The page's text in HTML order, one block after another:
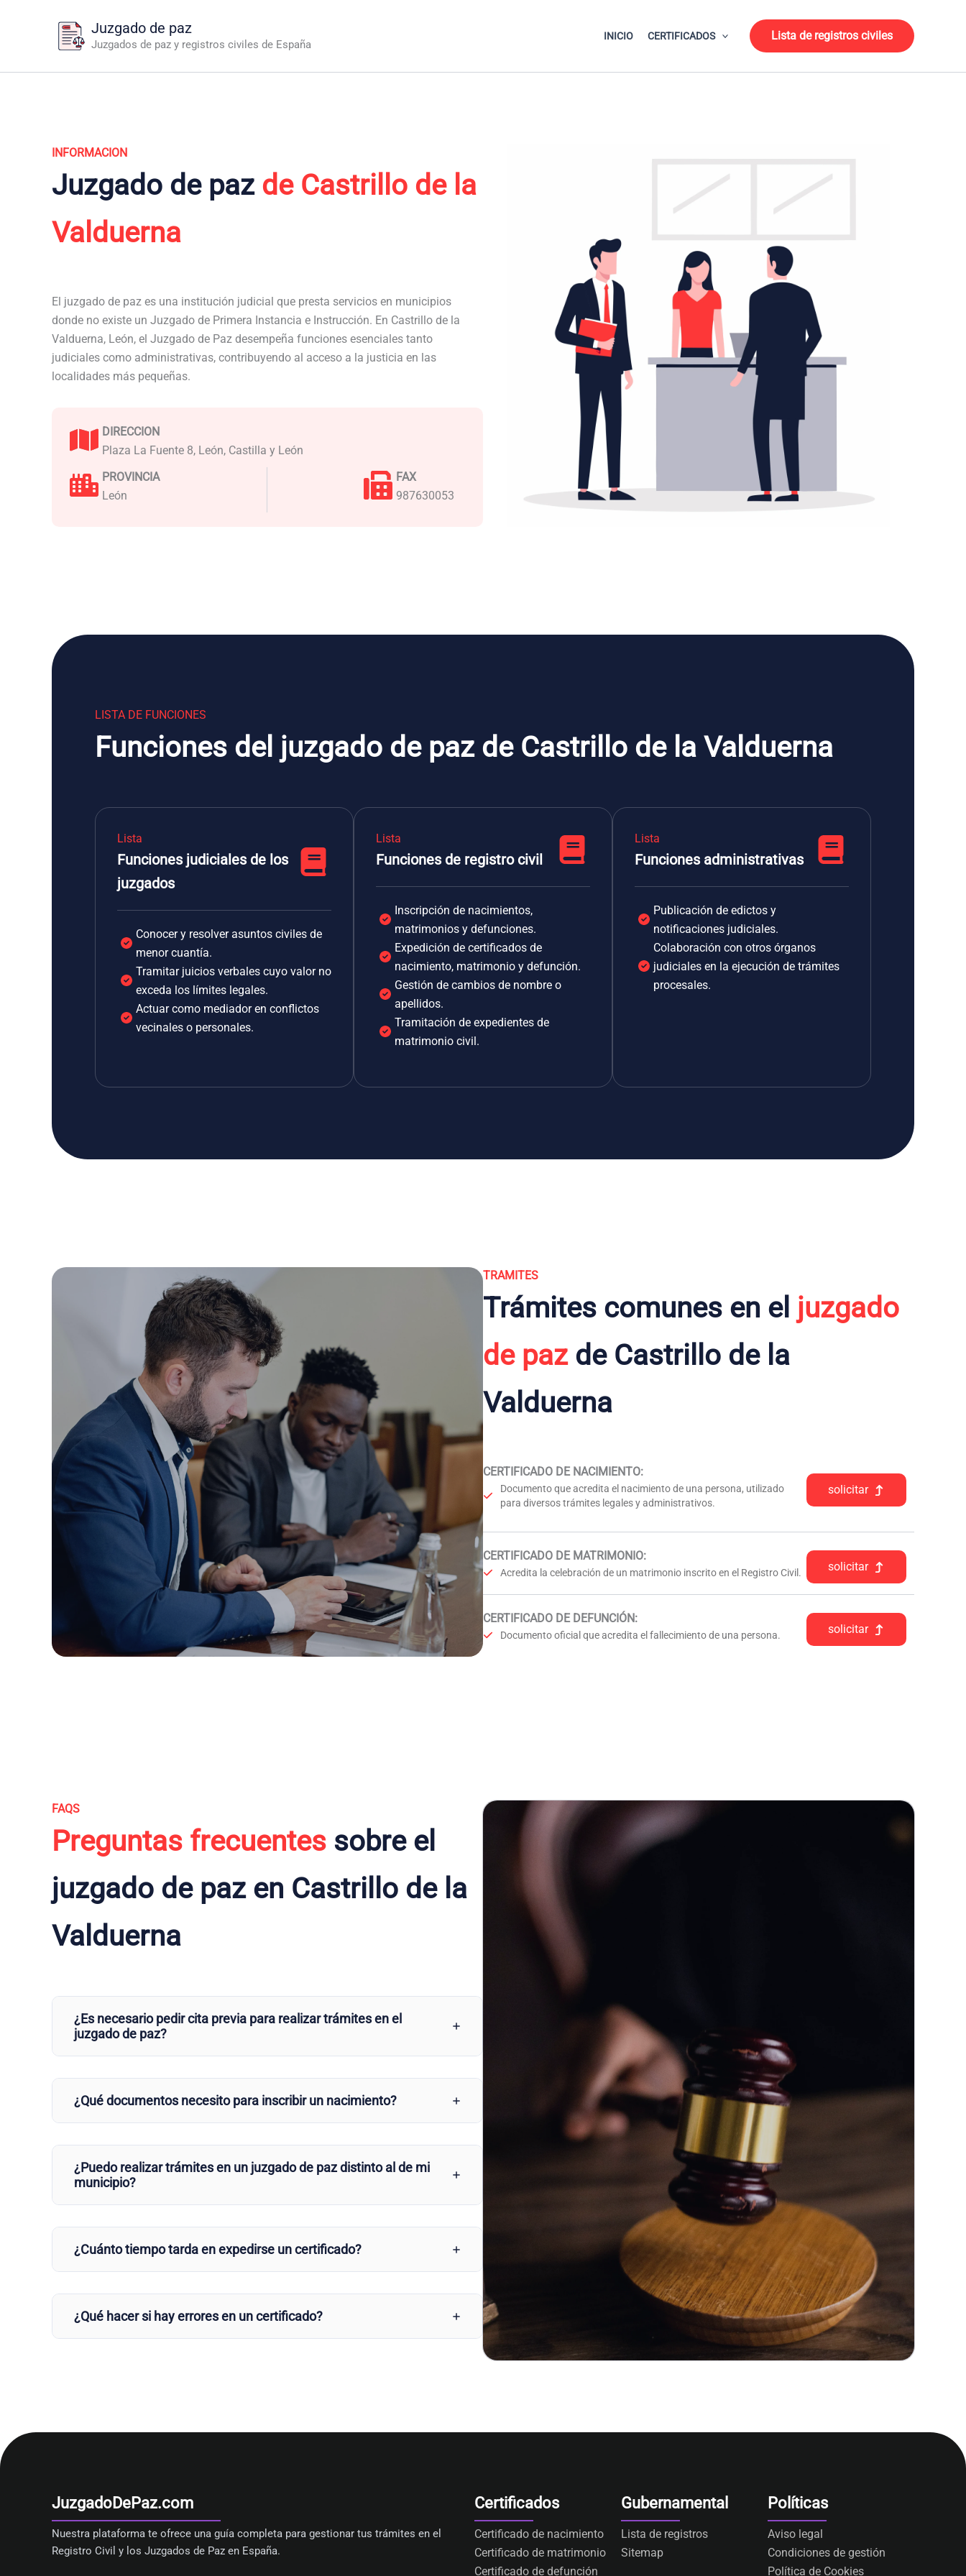
Juzgado de paz
Juzgados de paz y registros civiles de España
INICIO CERTIFICADOS Lista de registros civiles
INFORMACION
Juzgado de paz de Castrillo de la
Valduerna
El juzgado de paz es una institución judicial que presta servicios en municipios
donde no existe un Juzgado de Primera Instancia e Instrucción. En Castrillo de la
Valduerna, León, el Juzgado de Paz desempeña funciones esenciales tanto
judiciales como administrativas, contribuyendo al acceso a la justicia en las
localidades más pequeñas.
DIRECCION
Plaza La Fuente 8, León, Castilla y León
PROVINCIA
León
FAX
987630053
LISTA DE FUNCIONES
Funciones del juzgado de paz de Castrillo de la Valduerna
Lista
Funciones judiciales de los
juzgados
Conocer y resolver asuntos civiles de
menor cuantía.
Tramitar juicios verbales cuyo valor no
exceda los límites legales.
Actuar como mediador en conflictos
vecinales o personales.
Lista
Funciones de registro civil
Inscripción de nacimientos,
matrimonios y defunciones.
Expedición de certificados de
nacimiento, matrimonio y defunción.
Gestión de cambios de nombre o
apellidos.
Tramitación de expedientes de
matrimonio civil.
Lista
Funciones administrativas
Publicación de edictos y
notificaciones judiciales.
Colaboración con otros órganos
judiciales en la ejecución de trámites
procesales.
TRAMITES
Trámites comunes en el juzgado
de pazde Castrillo de la
Valduerna
CERTIFICADO DE NACIMIENTO:
Documento que acredita el nacimiento de una persona, utilizado
para diversos trámites legales y administrativos.
solicitar
CERTIFICADO DE MATRIMONIO:
Acredita la celebración de un matrimonio inscrito en el Registro Civil. solicitar
CERTIFICADO DE DEFUNCIÓN:
Documento oficial que acredita el fallecimiento de una persona. solicitar
FAQS
Preguntas frecuentes sobre el
juzgado de paz en Castrillo de la
Valduerna
¿Es necesario pedir cita previa para realizar trámites en el
juzgado de paz?
¿Qué documentos necesito para inscribir un nacimiento?
¿Puedo realizar trámites en un juzgado de paz distinto al de mi
municipio?
¿Cuánto tiempo tarda en expedirse un certificado?
¿Qué hacer si hay errores en un certificado?
JuzgadoDePaz.com
Nuestra plataforma te ofrece una guía completa para gestionar tus trámites en el
Registro Civil y los Juzgados de Paz en España.
Certificados
Certificado de nacimiento
Certificado de matrimonio
Certificado de defunción
Gubernamental
Lista de registros
Sitemap
Políticas
Aviso legal
Condiciones de gestión
Política de Cookies